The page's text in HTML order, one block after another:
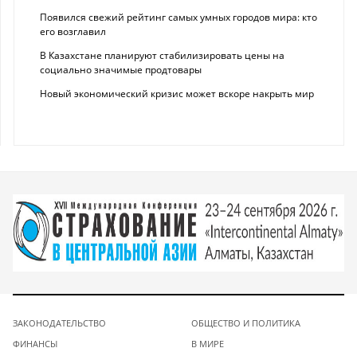
Появился свежий рейтинг самых умных городов мира: кто
его возглавил
В Казахстане планируют стабилизировать цены на
социально значимые продтовары
Новый экономический кризис может вскоре накрыть мир
ЗАКОНОДАТЕЛЬСТВО
ФИНАНСЫ
ОБЩЕСТВО И ПОЛИТИКА
В МИРЕ